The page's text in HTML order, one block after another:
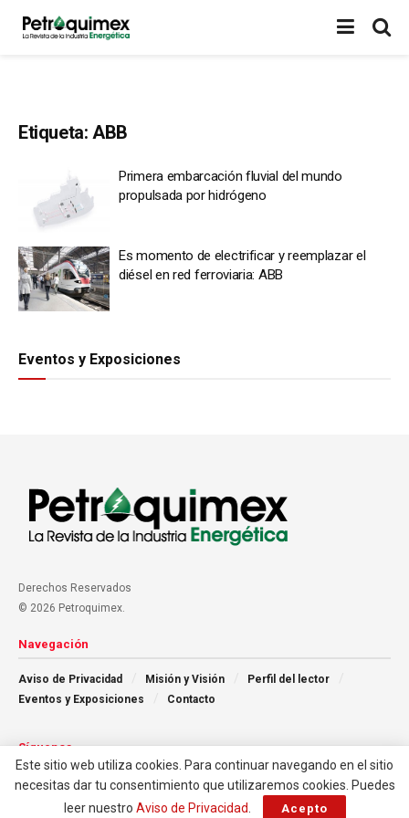
Etiqueta: ABB
Primera embarcación fluvial del mundo
propulsada por hidrógeno
Es momento de electrificar y reemplazar el
diésel en red ferroviaria: ABB
Eventos y Exposiciones
Derechos Reservados
© 2026 Petroquimex.
Navegación
Aviso de Privacidad Misión y Visión
Perfil del lector
Eventos y Exposiciones
Contacto
Síguenos
Este sitio web utiliza cookies. Para continuar navegando en el sitio
necesitas dar tu consentimiento que utilizaremos cookies. Puedes
leer nuestro Aviso de Privacidad Acepto